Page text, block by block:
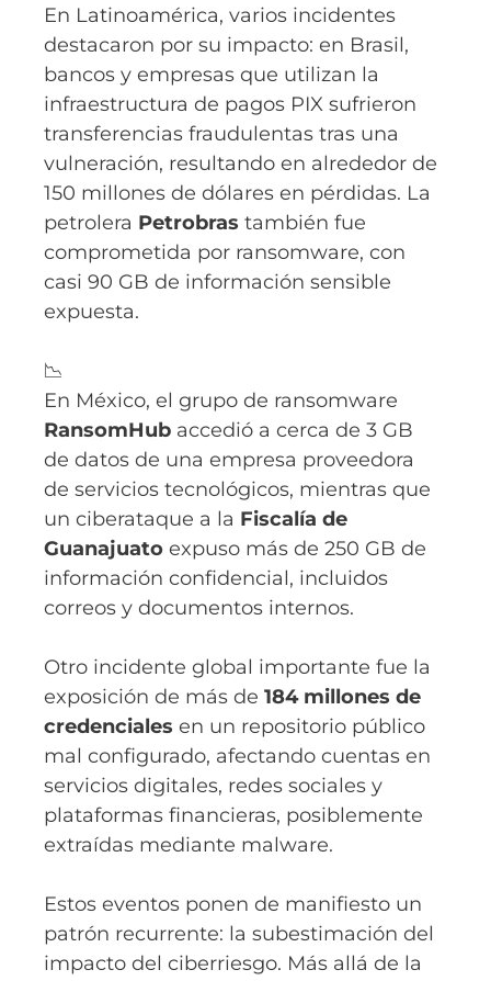
En Latinoamérica, varios incidentes
destacaron por su impacto: en Brasil,
bancos y empresas que utilizan la
infraestructura de pagos PIX sufrieron
transferencias fraudulentas tras una
vulneración, resultando en alrededor de
150 millones de dólares en pérdidas. La
petrolera Petrobras también fue
comprometida por ransomware, con
casi 90 GB de información sensible
expuesta.
📉
En México, el grupo de ransomware
RansomHub accedió a cerca de 3 GB
de datos de una empresa proveedora
de servicios tecnológicos, mientras que
un ciberataque a la Fiscalía de
Guanajuato expuso más de 250 GB de
información confidencial, incluidos
correos y documentos internos.
Otro incidente global importante fue la
exposición de más de 184 millones de
credenciales en un repositorio público
mal configurado, afectando cuentas en
servicios digitales, redes sociales y
plataformas financieras, posiblemente
extraídas mediante malware.
Estos eventos ponen de manifiesto un
patrón recurrente: la subestimación del
impacto del ciberriesgo. Más allá de la